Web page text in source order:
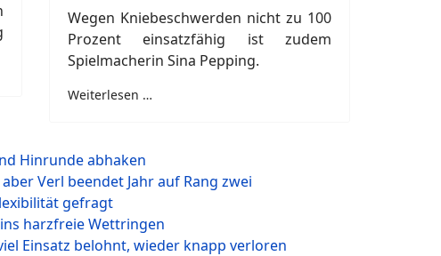
Wegen Kniebeschwerden nicht zu 100
Prozent einsatzfähig ist zudem
Spielmacherin Sina Pepping.
Weiterlesen …
Hinrunde abhaken
Verl beendet Jahr auf Rang zwei
gefragt
harzfreie Wettringen
Einsatz belohnt, wieder knapp verloren